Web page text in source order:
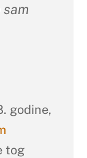
godine,
tog